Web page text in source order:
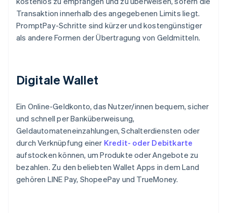
Transaktion innerhalb des angegebenen Limits liegt.
PromptPay-Schritte sind kürzer und kostengünstiger
als andere Formen der Übertragung von Geldmitteln.
Digitale Wallet
Ein Online-Geldkonto, das Nutzer/innen bequem, sicher
und schnell per Banküberweisung,
Geldautomateneinzahlungen, Schalterdiensten oder
durch Verknüpfung einer Kredit- oder Debitkarte
aufstocken können, um Produkte oder Angebote zu
bezahlen. Zu den beliebten Wallet Apps in dem Land
gehören LINE Pay, ShopeePay und TrueMoney.